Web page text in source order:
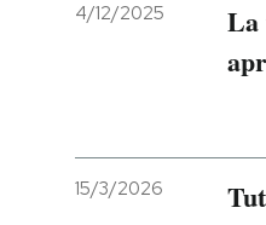
4/12/2025
La
15/3/2026